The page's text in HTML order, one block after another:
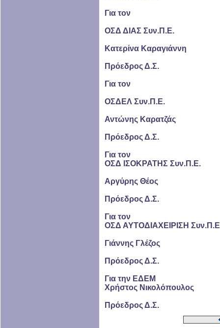
Για τον
ΟΣΔ ΔΙΑΣ Συν.Π.Ε.
Κατερίνα Καραγιάννη
Πρόεδρος Δ.Σ.
Για τον
ΟΣΔΕΛ Συν.Π.Ε.
Αντώνης Καρατζάς
Πρόεδρος Δ.Σ.
Για τον
ΟΣΔ ΙΣΟΚΡΑΤΗΣ Συν.Π.Ε.
Αργύρης Θέος
Πρόεδρος Δ.Σ.
Για τον
ΟΣΔ ΑΥΤΟΔΙΑΧΕΙΡΙΣΗ
Γιάννης Γλέζος
Πρόεδρος Δ.Σ.
Για την ΕΔΕΜ
Χρήστος Νικολόπουλος
Πρόεδρος Δ.Σ.